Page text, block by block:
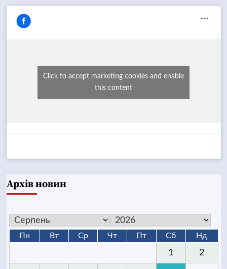
Click to accept marketing cookies and enable
this content
Архів новин
Пн Вт Ср Чт Пт Сб Нд
1 2